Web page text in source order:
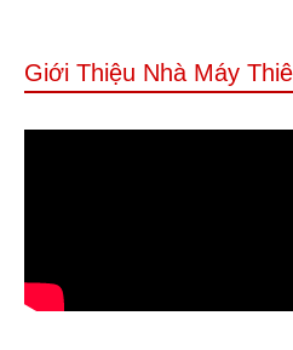
Giới Thiệu Nhà Máy